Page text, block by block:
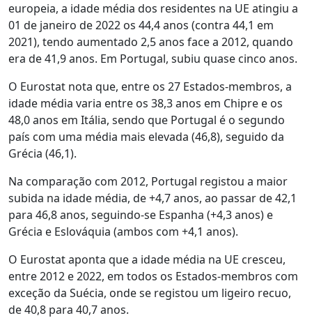
europeia, a idade média dos residentes na UE atingiu a
01 de janeiro de 2022 os 44,4 anos (contra 44,1 em
2021), tendo aumentado 2,5 anos face a 2012, quando
era de 41,9 anos. Em Portugal, subiu quase cinco anos.
O Eurostat nota que, entre os 27 Estados-membros, a
idade média varia entre os 38,3 anos em Chipre e os
48,0 anos em Itália, sendo que Portugal é o segundo
país com uma média mais elevada (46,8), seguido da
Grécia (46,1).
Na comparação com 2012, Portugal registou a maior
subida na idade média, de +4,7 anos, ao passar de 42,1
para 46,8 anos, seguindo-se Espanha (+4,3 anos) e
Grécia e Eslováquia (ambos com +4,1 anos).
O Eurostat aponta que a idade média na UE cresceu,
entre 2012 e 2022, em todos os Estados-membros com
exceção da Suécia, onde se registou um ligeiro recuo,
de 40,8 para 40,7 anos.